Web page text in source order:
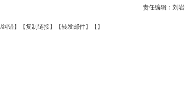
责任编辑：刘岩
纠错】【复制链接】【转发邮件】【 】